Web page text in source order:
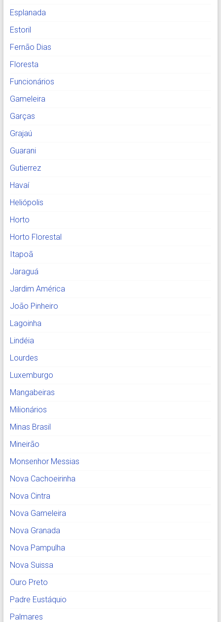
Esplanada
Estoril
Fernão Dias
Floresta
Funcionários
Gameleira
Garças
Grajaú
Guarani
Gutierrez
Havaí
Heliópolis
Horto
Horto Florestal
Itapoã
Jaraguá
Jardim América
João Pinheiro
Lagoinha
Lindéia
Lourdes
Luxemburgo
Mangabeiras
Milionários
Minas Brasil
Mineirão
Monsenhor Messias
Nova Cachoeirinha
Nova Cintra
Nova Gameleira
Nova Granada
Nova Pampulha
Nova Suissa
Ouro Preto
Padre Eustáquio
Palmares